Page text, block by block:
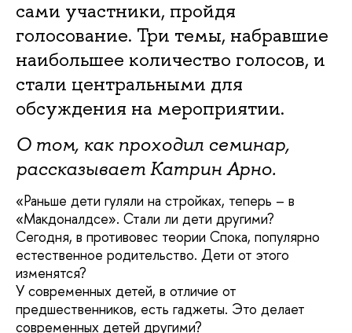
сами участники, пройдя
голосование. Три темы, набравшие
наибольшее количество голосов, и
стали центральными для
обсуждения на мероприятии.
О том, как проходил семинар,
рассказывает Катрин Арно.
«Раньше дети гуляли на стройках, теперь – в
«Макдоналдсе». Стали ли дети другими?
Сегодня, в противовес теории Спока, популярно
естественное родительство. Дети от этого
изменятся?
У современных детей, в отличие от
предшественников, есть гаджеты. Это делает
современных детей другими?